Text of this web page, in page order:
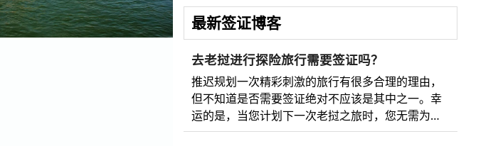
最新签证博客
去老挝进行探险旅行需要签证吗？
推迟规划一次精彩刺激的旅行有很多合理的理由，
但不知道是否需要签证绝对不应该是其中之一。幸
运的是，当您计划下一次老挝之旅时，您无需为繁
琐复杂的手续而烦恼。 别担心，我们已经为您准备